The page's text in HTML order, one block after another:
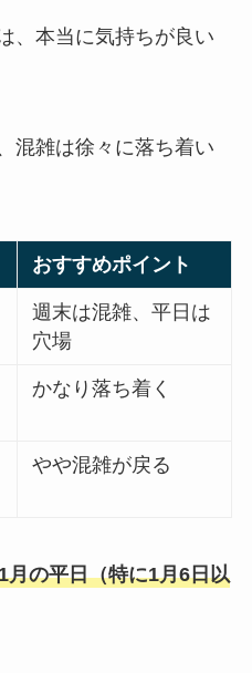
、本当に気持ちが良い
混雑は徐々に落ち着い
おすすめポイント
週末は混雑、平日は
穴場
かなり落ち着く
やや混雑が戻る
の平日（特に1月6日以